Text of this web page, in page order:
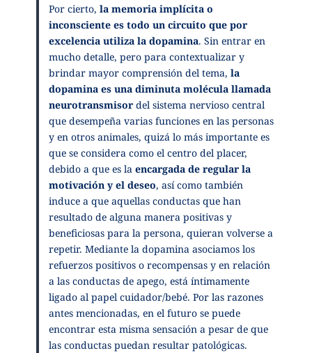
Por cierto, la memoria implícita o
inconsciente es todo un circuito que por
excelencia utiliza la dopamina. Sin entrar en
mucho detalle, pero para contextualizar y
brindar mayor comprensión del tema, la
dopamina es una diminuta molécula llamada
neurotransmisor del sistema nervioso central
que desempeña varias funciones en las personas
y en otros animales, quizá lo más importante es
que se considera como el centro del placer,
debido a que es la encargada de regular la
motivación y el deseo, así como también
induce a que aquellas conductas que han
resultado de alguna manera positivas y
beneficiosas para la persona, quieran volverse a
repetir. Mediante la dopamina asociamos los
refuerzos positivos o recompensas y en relación
a las conductas de apego, está íntimamente
ligado al papel cuidador/bebé. Por las razones
antes mencionadas, en el futuro se puede
encontrar esta misma sensación a pesar de que
las conductas puedan resultar patológicas.